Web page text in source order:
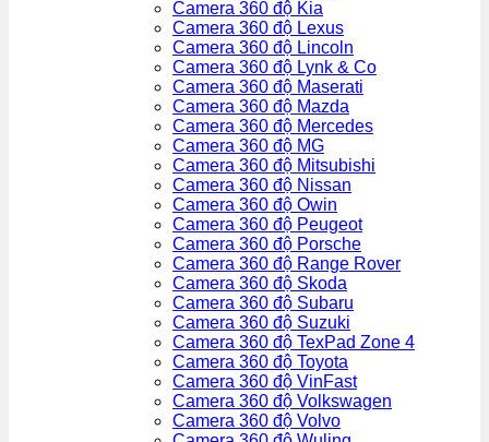
Camera 360 độ Kia
Camera 360 độ Lexus
Camera 360 độ Lincoln
Camera 360 độ Lynk & Co
Camera 360 độ Maserati
Camera 360 độ Mazda
Camera 360 độ Mercedes
Camera 360 độ MG
Camera 360 độ Mitsubishi
Camera 360 độ Nissan
Camera 360 độ Owin
Camera 360 độ Peugeot
Camera 360 độ Porsche
Camera 360 độ Range Rover
Camera 360 độ Skoda
Camera 360 độ Subaru
Camera 360 độ Suzuki
Camera 360 độ TexPad Zone 4
Camera 360 độ Toyota
Camera 360 độ VinFast
Camera 360 độ Volkswagen
Camera 360 độ Volvo